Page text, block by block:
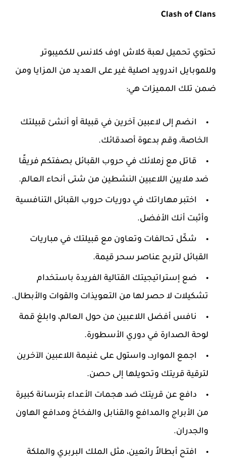
Clash of Clans
تحتوي تحميل لعبة كلاش اوف كلانس للكميبوتر
وللموبايل اندرويد اصلية غير على العديد من المزايا ومن
ضمن تلك المميزات هي:
انضم إلى لاعبين آخرين في قبيلة أو أنشئ قبيلتك
الخاصة، وقم بدعوة أصدقائك.
قاتل مع زملائك في حروب القبائل بصفتكم فريقًا
ضد ملايين اللاعبين النشطين من شتى أنحاء العالم.
اختبر مهاراتك في دوريات حروب القبائل التنافسية
وأثبت أنك الأفضل.
شكّل تحالفات وتعاون مع قبيلتك في مباريات
القبائل لتربح عناصر سحر قيمة.
ضع إستراتيجيتك القتالية الفريدة باستخدام
تشكيلات لا حصر لها من التعويذات والقوات والأبطال.
نافس أفضل اللاعبين من حول العالم، وابلغ قمة
لوحة الصدارة في دوري الأسطورة.
اجمع الموارد، واستول على غنيمة اللاعبين الآخرين
لترقية قريتك وتحويلها إلى حصن.
دافع عن قريتك ضد هجمات الأعداء بترسانة كبيرة
من الأبراج والمدافع والقنابل والفخاخ ومدافع الهاون
والجدران.
افتح أبطالاً رائعين، مثل الملك البربري والملكة